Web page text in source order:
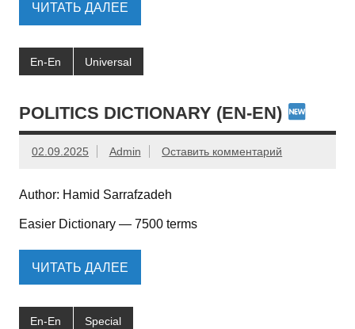
ЧИТАТЬ ДАЛЕЕ
En-En Universal
POLITICS DICTIONARY (EN-EN)
02.09.2025 Admin Оставить комментарий
Author: Hamid Sarrafzadeh
Easier Dictionary — 7500 terms
ЧИТАТЬ ДАЛЕЕ
En-En Special